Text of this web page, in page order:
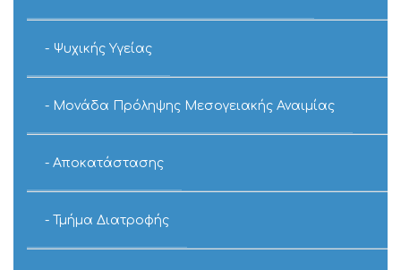
Ψυχικής Υγείας
Μονάδα Πρόληψης Μεσογειακής Αναιμίας
Αποκατάστασης
Τμήμα Διατροφής